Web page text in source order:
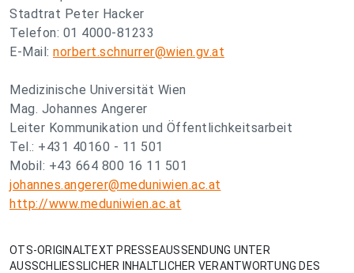
Stadtrat Peter Hacker
Telefon: 01 4000-81233
E-Mail: norbert.schnurrer@wien.gv.at
Medizinische Universität Wien
Mag. Johannes Angerer
Leiter Kommunikation und Öffentlichkeitsarbeit
Tel.: +431 40160 - 11 501
Mobil: +43 664 800 16 11 501
johannes.angerer@meduniwien.ac.at
http://www.meduniwien.ac.at
OTS-ORIGINALTEXT PRESSEAUSSENDUNG UNTER
AUSSCHLIESSLICHER INHALTLICHER VERANTWORTUNG DES